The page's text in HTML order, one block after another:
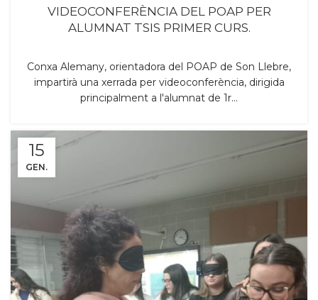
XERRADES
VIDEOCONFERÈNCIA DEL POAP PER
ALUMNAT TSIS PRIMER CURS.
Conxa Alemany, orientadora del POAP de Son Llebre,
impartirà una xerrada per videoconferència, dirigida
principalment a l'alumnat de 1r...
15
GEN.